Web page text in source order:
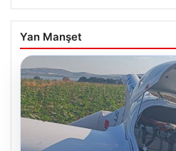
Yan Manşet